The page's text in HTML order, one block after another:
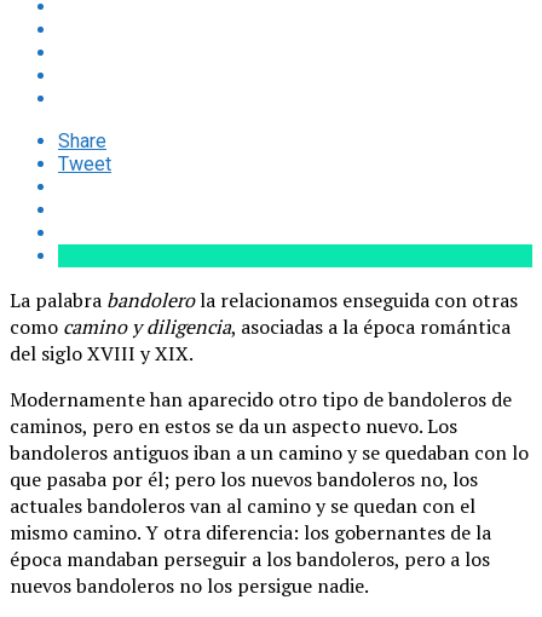
Share
Tweet
La palabra bandolerola relacionamos enseguida con otras
como camino y diligencia, asociadas a la época romántica
del siglo XVIII y XIX.
Modernamente han aparecido otro tipo de bandoleros de
caminos, pero en estos se da un aspecto nuevo. Los
bandoleros antiguos iban a un camino y se quedaban con lo
que pasaba por él; pero los nuevos bandoleros no, los
actuales bandoleros van al camino y se quedan con el
mismo camino. Y otra diferencia: los gobernantes de la
época mandaban perseguir a los bandoleros, pero a los
nuevos bandoleros no los persigue nadie.